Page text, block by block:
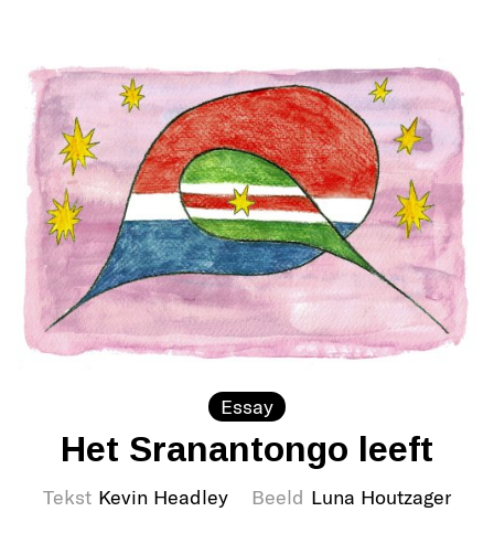
Essay
Het Sranantongo leeft
Tekst Kevin Headley Beeld Luna Houtzager